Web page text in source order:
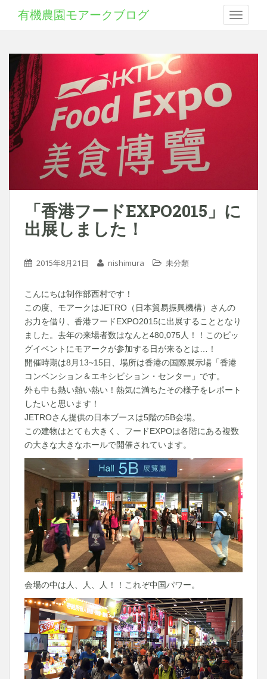
Toggle
有機農園モアークブログ
「香港フードEXPO2015」に
出展しました！
2015年8月21日 nishimura 未分類
こんにちは制作部西村です！
この度、モアークはJETRO（日本貿易振興機構）さんの
お力を借り、香港フードEXPO2015に出展することとなり
ました。去年の来場者数はなんと480,075人！！このビッ
グイベントにモアークが参加する日が来るとは…！
開催時期は8月13~15日、場所は香港の国際展示場「香港
コンベンション＆エキシビション・センター」です。
外も中も熱い熱い熱い！熱気に満ちたその様子をレポート
したいと思います！
JETROさん提供の日本ブースは5階の5B会場。
この建物はとても大きく、フードEXPOは各階にある複数
の大きな大きなホールで開催されています。
会場の中は人、人、人！！これぞ中国パワー。